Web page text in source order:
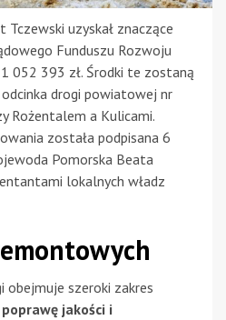
uzyskał znaczące
Funduszu Rozwoju
052 393 zł. Środki te zostaną
drogi powiatowej nr
Rożentalem a Kulicami.
została podpisana 6
Pomorska Beata
lokalnych władz
obejmuje szeroki zakres
poprawę jakości i